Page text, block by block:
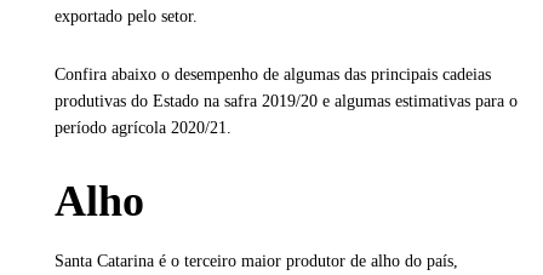
exportado pelo setor.
Confira abaixo o desempenho de algumas das principais cadeias
produtivas do Estado na safra 2019/20 e algumas estimativas para o
período agrícola 2020/21.
Alho
Santa Catarina é o terceiro maior produtor de alho do país,